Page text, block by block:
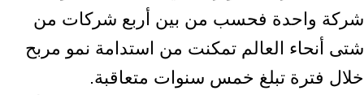
شركة واحدة فحسب من بين أربع شركات من
شتى أنحاء العالم تمكنت من استدامة نمو مربح
خلال فترة تبلغ خمس سنوات متعاقبة.